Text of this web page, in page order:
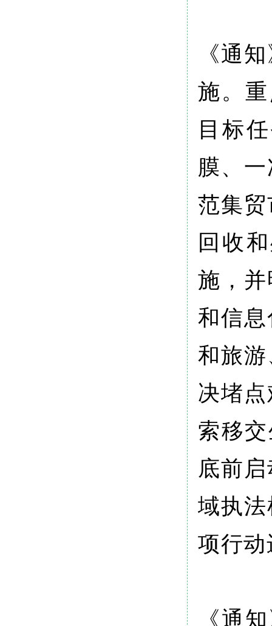
《通
施。
目标
膜、
范集
回收
施，
和信
和旅
决堵
索移
底前
域执
项行
《通